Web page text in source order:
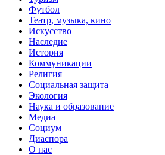
Футбол
Театр, музыка, кино
Искусство
Наследие
История
Коммуникации
Религия
Социальная защита
Экология
Наука и образование
Медиа
Социум
Диаспора
О нас